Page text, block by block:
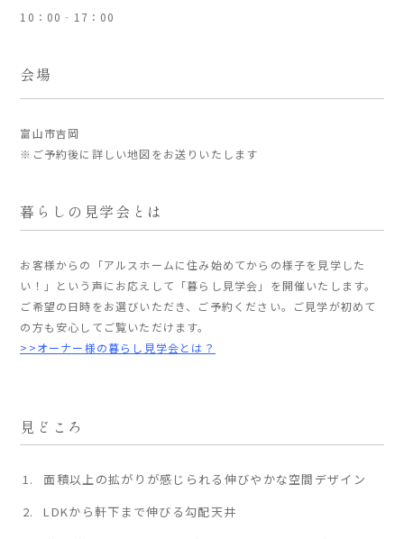
- 保証
家づくりの流れ
企業情報
採用情報
10：00‐17：00
会場
富山市吉岡
※ご予約後に詳しい地図をお送りいたします
暮らしの見学会とは
お客様からの「アルスホームに住み始めてからの様子を見学した
い！」という声にお応えして「暮らし見学会」を開催いたします。
ご希望の日時をお選びいただき、ご予約ください。ご見学が初めて
の方も安心してご覧いただけます。
>>オーナー様の暮らし見学会とは？
見どころ
面積以上の拡がりが感じられる伸びやかな空間デザイン
LDKから軒下まで伸びる勾配天井